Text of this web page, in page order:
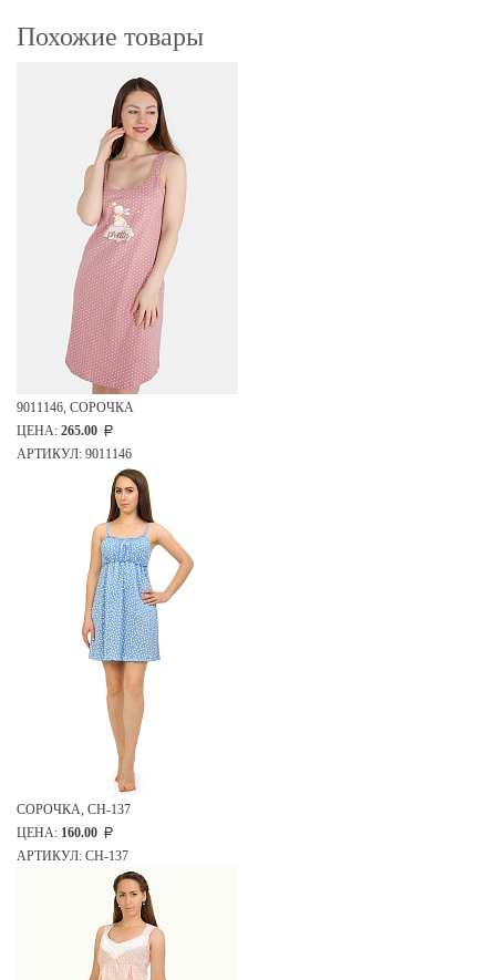
Похожие товары
9011146, СОРОЧКА
ЦЕНА: 265.00
АРТИКУЛ: 9011146
СОРОЧКА, СН-137
ЦЕНА: 160.00
АРТИКУЛ: СН-137